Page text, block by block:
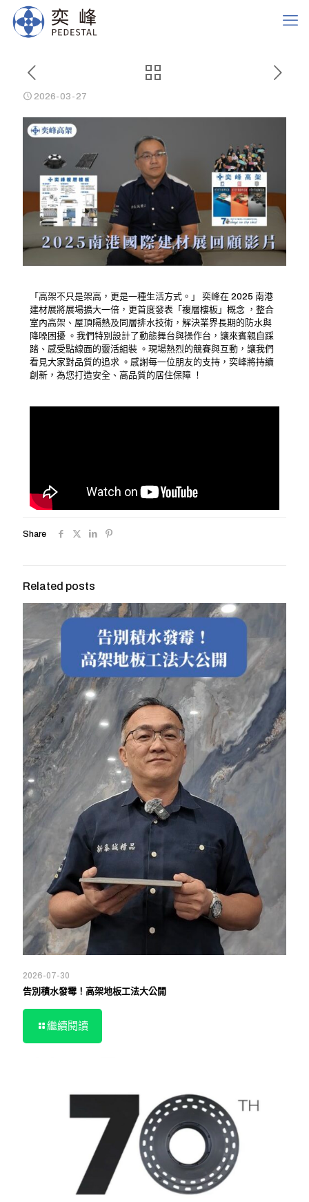
2026-03-27
「高架不只是架高，更是一種生活方式。」 奕峰在 2025 南港
建材展將展場擴大一倍，更首度發表「複層樓板」概念 ，整合
室內高架、屋頂隔熱及同層排水技術，解決業界長期的防水與
降噪困擾 。我們特別設計了動態舞台與操作台，讓來賓親自踩
踏、感受點線面的靈活組裝 。現場熱烈的競賽與互動，讓我們
看見大家對品質的追求 。感謝每一位朋友的支持，奕峰將持續
創新，為您打造安全、高品質的居住保障 ！
Share
Related posts
2026-07-30
告別積水發霉！高架地板工法大公開
繼續閱讀